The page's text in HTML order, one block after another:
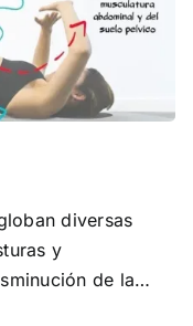
diversas
y
de la